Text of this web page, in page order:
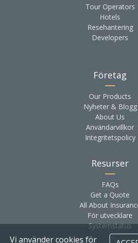
Tour Operators
Hotels
Resehantering
Developers
Företag
Our Products
Nyheter & Blogg
About Us
Användarvillkor
Integritetspolicy
Resurser
FAQs
Get a Quote
All About
För utvecklare
Systemstatus
Vi använder cookies för